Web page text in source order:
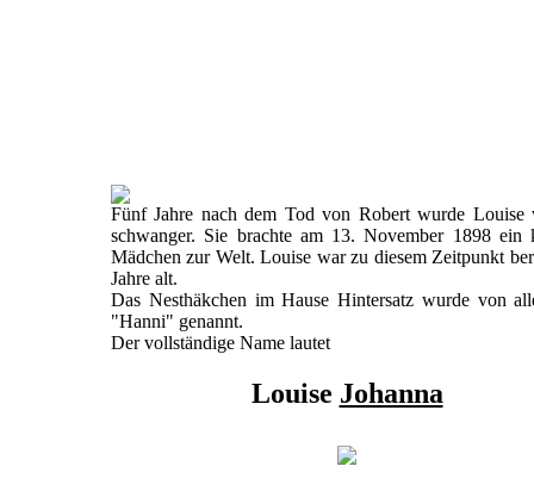
Fünf Jahre nach dem Tod von Robert wurde Louise
schwanger. Sie brachte am 13. November 1898 ein
Mädchen zur Welt. Louise war zu diesem Zeitpunkt
Jahre alt.
Das Nesthäkchen im Hause Hintersatz wurde von
"Hanni" genannt.
Der vollständige Name lautet
Louise Johanna